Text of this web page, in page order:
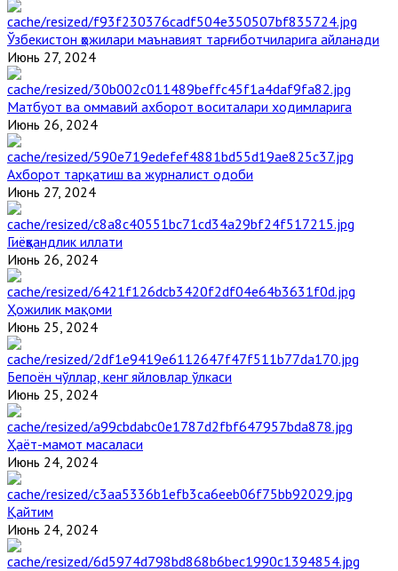
Ўзбекистон ҳожилари маънавият тарғиботчиларига айланади
Июнь 27, 2024
Матбуот ва оммавий ахборот воситалари ходимларига
Июнь 26, 2024
Ахборот тарқатиш ва журналист одоби
Июнь 27, 2024
Гиёҳвандлик иллати
Июнь 26, 2024
Ҳожилик мақоми
Июнь 25, 2024
Бепоён чўллар, кенг яйловлар ўлкаси
Июнь 25, 2024
Ҳаёт-мамот масаласи
Июнь 24, 2024
Қайтим
Июнь 24, 2024